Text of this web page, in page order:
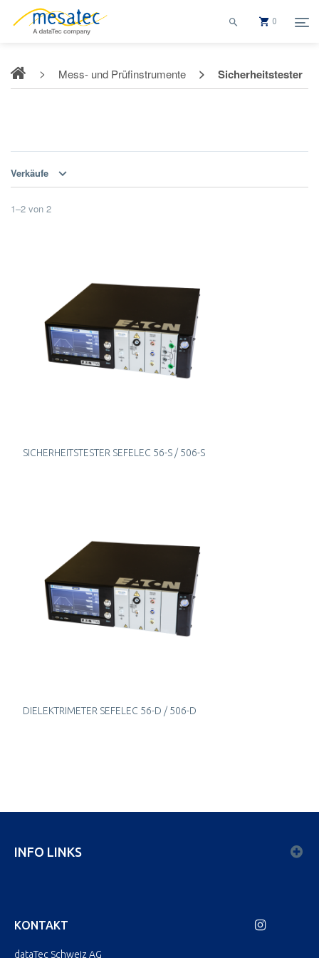
0
Mess- und Prüfinstrumente Sicherheitstester
Verkäufe
1–2 von 2
SICHERHEITSTESTER SEFELEC 56-S / 506-S
DIELEKTRIMETER SEFELEC 56-D / 506-D
INFO LINKS
KONTAKT
dataTec Schweiz AG